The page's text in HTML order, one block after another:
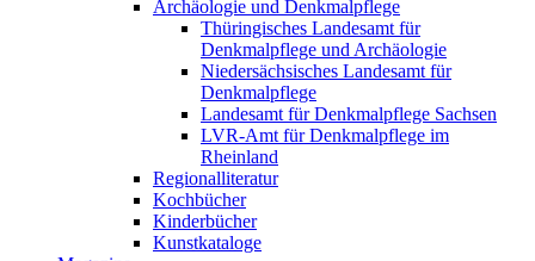
Archäologie und Denkmalpflege
Thüringisches Landesamt für
Denkmalpflege und Archäologie
Niedersächsisches Landesamt für
Denkmalpflege
Landesamt für Denkmalpflege Sachsen
LVR-Amt für Denkmalpflege im
Rheinland
Regionalliteratur
Kochbücher
Kinderbücher
Kunstkataloge